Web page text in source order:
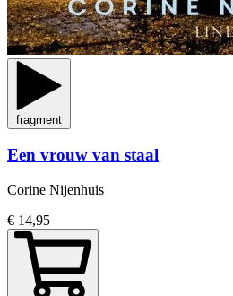
fragment
Een vrouw van staal
Corine Nijenhuis
€ 14,95